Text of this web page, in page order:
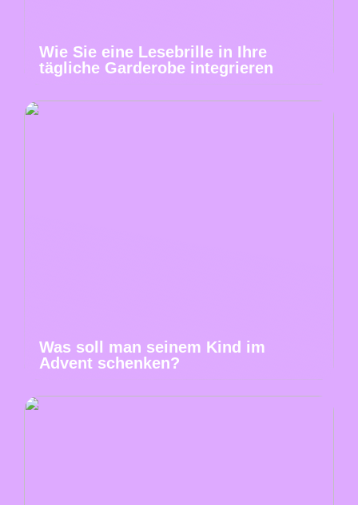
Wie Sie eine Lesebrille in Ihre
tägliche Garderobe integrieren
Was soll man seinem Kind im
Advent schenken?